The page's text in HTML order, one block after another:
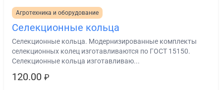
Агротехника и оборудование
Селекционные кольца
Селекционные кольца. Модернизированные комплекты
селекционных колец изготавливаются по ГОСТ 15150.
Селекционные кольца изготавливаю...
120.00 ₽